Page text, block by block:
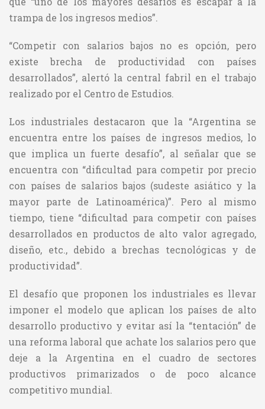
trampa de los ingresos medios”.
“Competir con salarios bajos no es opción, pero
existe brecha de productividad con países
desarrollados”, alertó la central fabril en el trabajo
realizado por el Centro de Estudios.
Los industriales destacaron que la “Argentina se
encuentra entre los países de ingresos medios, lo
que implica un fuerte desafío”, al señalar que se
encuentra con “dificultad para competir por precio
con países de salarios bajos (sudeste asiático y la
mayor parte de Latinoamérica)”. Pero al mismo
tiempo, tiene “dificultad para competir con países
desarrollados en productos de alto valor agregado,
diseño, etc., debido a brechas tecnológicas y de
productividad”.
El desafío que proponen los industriales es llevar
imponer el modelo que aplican los países de alto
desarrollo productivo y evitar así la “tentación” de
una reforma laboral que achate los salarios pero que
deje a la Argentina en el cuadro de sectores
productivos primarizados o de poco alcance
competitivo mundial.